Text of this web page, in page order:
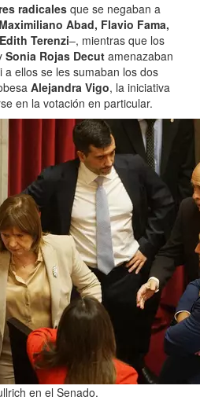
radicales que se negaban a
Maximiliano Abad, Flavio Fama,
Edith Terenzi–, mientras que los
Sonia Rojas Decut amenazaban
ellos se les sumaban los dos
Alejandra Vigo, la iniciativa
en la votación en particular.
en el Senado.